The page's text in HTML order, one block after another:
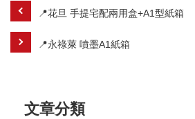
📍花旦 手提宅配兩用盒+A1型紙箱
📍永祿萊 噴墨A1紙箱
文章分類